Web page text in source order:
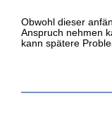
Obwohl dieser
Anspruch nehmen
kann spätere